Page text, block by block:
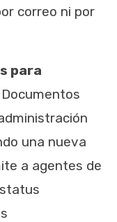
correo ni por
para
Documentos
una nueva
a agentes de